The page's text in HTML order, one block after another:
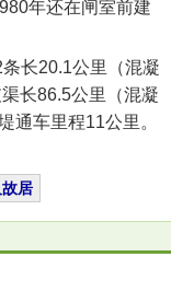
年还在闸室前建
长20.1公里（混凝
长86.5公里（混凝
通车里程11公里。
居